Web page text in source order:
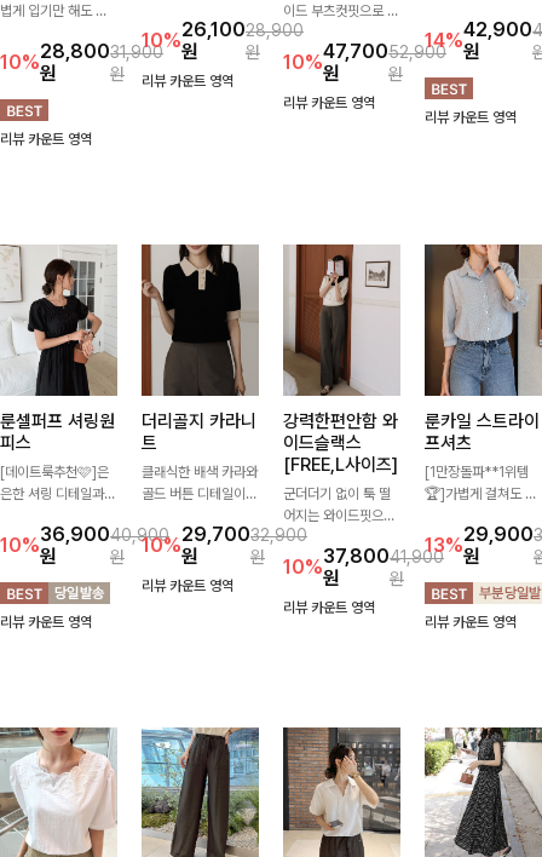
볍게 입기만 해도 코
아이템으로, 자연스럽
게 퍼지는 프릴 날개
소매가 우아한 포인트
를 더해드립니다💕
잔잔한 링클 텍스처
10%28,800
원
31,900
원
리뷰 카운트 영역
로 매일 손이 가는 자
체제작 니트입니다.
자연스럽게 떨어지는
10%26,100
원
28,900
원
리뷰 카운트 영역
이드 부츠컷핏으로 다
리 라인을 길어 보이
게 연출해주는 데님
팬츠입니다. 은은한
워싱이 더해져 캐주얼
10%47,700
원
52,900
원
리뷰 카운트 영역
디테일이 어우러져 우
아한 무드를 완성해주
는 7부 블라우스 🤍
여유로운 7부 소매로
편안하게 착용되며 데
14%42,900
원
리뷰 카운트 영역
룬셀퍼프 셔링원
피스
[데이트룩추천🩷]은
은한 셔링 디테일과
사랑스러운 무드를 완
성해주는 원피스🤍
허리 스모크 밴딩이
슬림한 실루엣을 연출
해주며, 자연스럽게
10%36,900
원
40,900
원
리뷰 카운트 영역
더리골지 카라니
트
클래식한 배색 카라와
골드 버튼 디테일이
주는 니트입니다. 세
로 골지 짜임이 슬림
한 실루엣을 연출해
10%29,700
원
32,900
원
리뷰 카운트 영역
강력한편안함 와
이드슬랙스
[FREE,L사이즈]
군더더기 없이 툭 떨
어지는 와이드핏으로
세련된 실루엣을 완성
해주는 슬랙스입니다.
깔끔한 디자인과 롱한
기장감으로 다리가 길
10%37,800
원
41,900
원
리뷰 카운트 영역
룬카일 스트라이
프셔츠
[1만장돌파**1위템
🏆]가볍게 걸쳐도 살
감, 여름에 딱 맞는 코
튼 셔츠❤️ 여유 있는
핏과 스트라이프 패
턴, 자연스러운 실루
엣으로 데일리 코디에
13%29,900
원
리뷰 카운트 영역